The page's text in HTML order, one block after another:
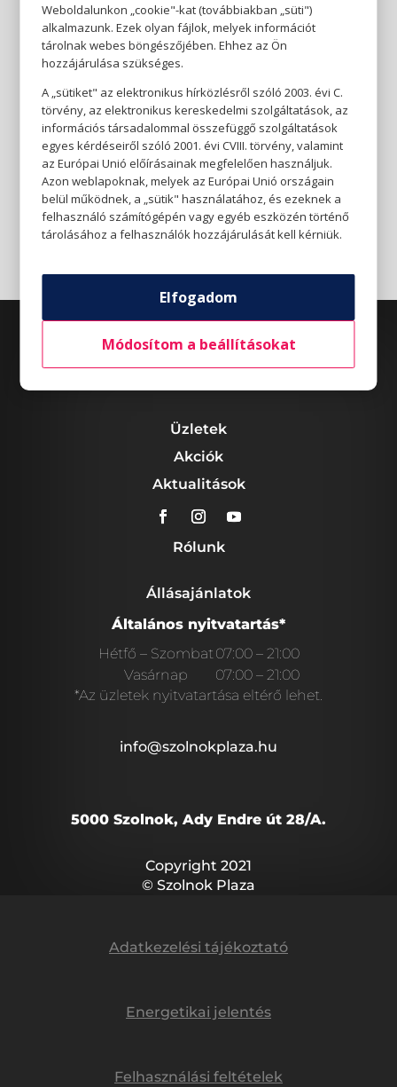
Üzletek
Akciók
Aktualitások
Rólunk
Állásajánlatok
Általános nyitvatartás*
Hétfő – Szombat07:00 – 21:00
Vasárnap
07:00 – 21:00
*Az üzletek nyitvatartása eltérő lehet.
info@szolnokplaza.hu
5000 Szolnok, Ady Endre út 28/A.
Copyright 2021
© Szolnok Plaza
Adatkezelési tájékoztató
Energetikai jelentés
Felhasználási feltételek
Weboldalunkon „cookie"-kat (továbbiakban „süti")
alkalmazunk. Ezek olyan fájlok, melyek információt
tárolnak webes böngészőjében. Ehhez az Ön
hozzájárulása szükséges.
A „sütiket" az elektronikus hírközlésről szóló 2003. évi C.
törvény, az elektronikus kereskedelmi szolgáltatások, az
információs társadalommal összefüggő szolgáltatások
egyes kérdéseiről szóló 2001. évi CVIII. törvény, valamint
az Európai Unió előírásainak megfelelően használjuk.
Azon weblapoknak, melyek az Európai Unió országain
belül működnek, a „sütik" használatához, és ezeknek a
felhasználó számítógépén vagy egyéb eszközén történő
tárolásához a felhasználók hozzájárulását kell kérniük.
Elfogadom
Módosítom a beállításokat